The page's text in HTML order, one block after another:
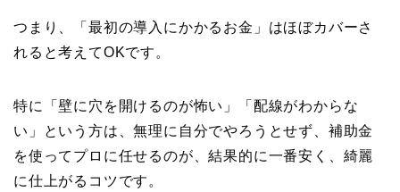
つまり、「最初の導入にかかるお金」はほぼカバーさ
れると考えてOKです。
特に「壁に穴を開けるのが怖い」「配線がわからな
い」という方は、無理に自分でやろうとせず、補助金
を使ってプロに任せるのが、結果的に一番安く、綺麗
に仕上がるコツです。